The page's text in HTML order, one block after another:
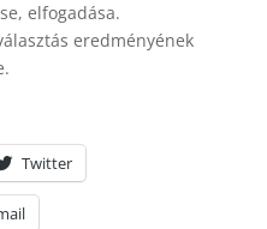
elfogadása.
eredményének
Twitter